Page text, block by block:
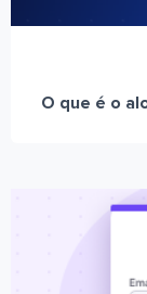
O que é o